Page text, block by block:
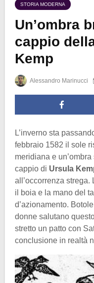
STORIA MODERNA
Un’ombra
cappio
Kemp
Alessandro Marinucci
L’inverno sta
febbraio 1582 il sole
meridiana e
cappio di Ursula
all’occorrenza
il boia e la mano del
d’azionamento.
donne salutano
stretto un patto con
conclusione in realtà